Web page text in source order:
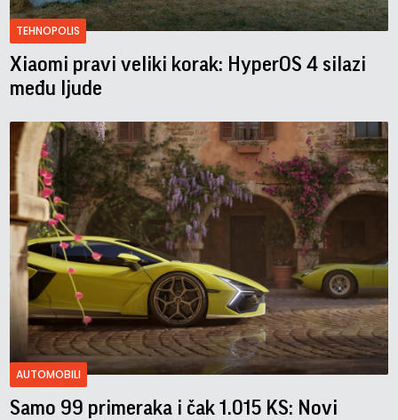
TEHNOPOLIS
Xiaomi pravi veliki korak: HyperOS 4 silazi
među ljude
AUTOMOBILI
Samo 99 primeraka i čak 1.015 KS: Novi